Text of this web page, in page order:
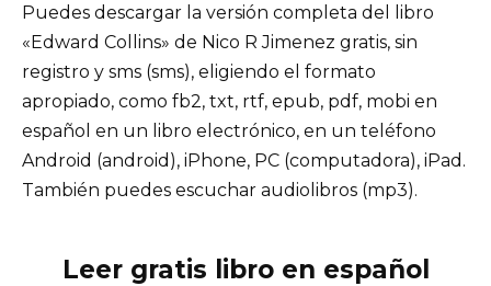
Puedes descargar la versión completa del libro
«Edward Collins» de Nico R Jimenez gratis, sin
registro y sms (sms), eligiendo el formato
apropiado, como fb2, txt, rtf, epub, pdf, mobi en
español en un libro electrónico, en un teléfono
Android (android), iPhone, PC (computadora), iPad.
También puedes escuchar audiolibros (mp3).
Leer gratis libro en español